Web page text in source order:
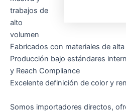
trabajos de
alto
volumen
Fabricados con materiales de alta
Producción bajo estándares
y Reach Compliance
Excelente definición de color y
Somos importadores directos,